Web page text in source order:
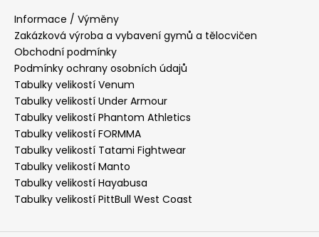
Informace / Výměny
Zakázková výroba a vybavení gymů a tělocvičen
Obchodní podmínky
Podmínky ochrany osobních údajů
Tabulky velikostí Venum
Tabulky velikostí Under Armour
Tabulky velikostí Phantom Athletics
Tabulky velikostí FORMMA
Tabulky velikostí Tatami Fightwear
Tabulky velikostí Manto
Tabulky velikostí Hayabusa
Tabulky velikostí PittBull West Coast